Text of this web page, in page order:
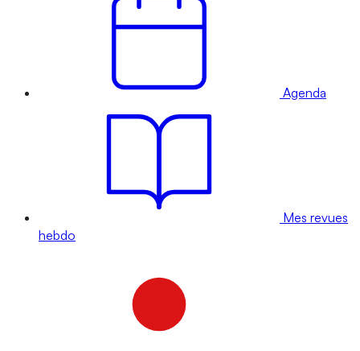
Agenda
Mes revues
hebdo